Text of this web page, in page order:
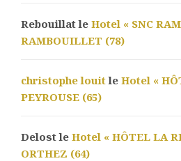
Rebouillat le Hotel « SNC
RAMBOUILLET (78)
christophe louitle Hotel «
PEYROUSE (65)
Delost le Hotel « HÔTEL LA
ORTHEZ (64)